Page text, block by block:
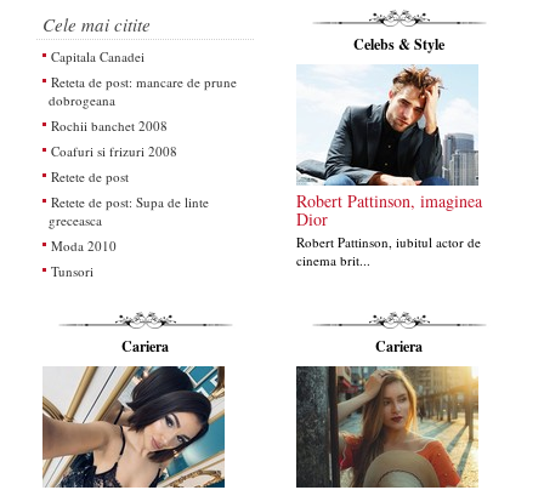
Cele mai citite
Capitala Canadei
Reteta de post: mancare de prune
dobrogeana
Rochii banchet 2008
Coafuri si frizuri 2008
Retete de post
Retete de post: Supa de linte
greceasca
Moda 2010
Tunsori
Celebs & Style
Robert Pattinson, imaginea
Dior
Robert Pattinson, iubitul actor de
cinema brit...
Cariera Cariera